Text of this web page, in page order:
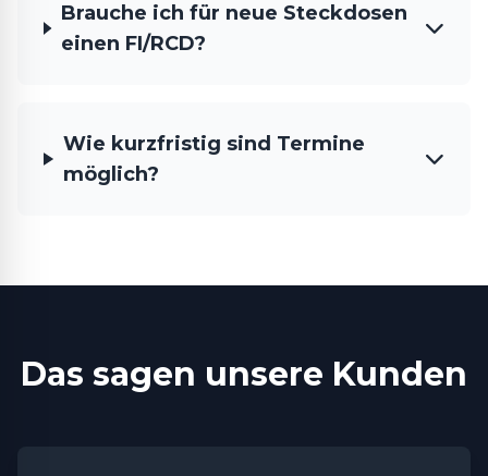
Brauche ich für neue Steckdosen
einen FI/RCD?
Wie kurzfristig sind Termine
möglich?
Das sagen unsere Kunden